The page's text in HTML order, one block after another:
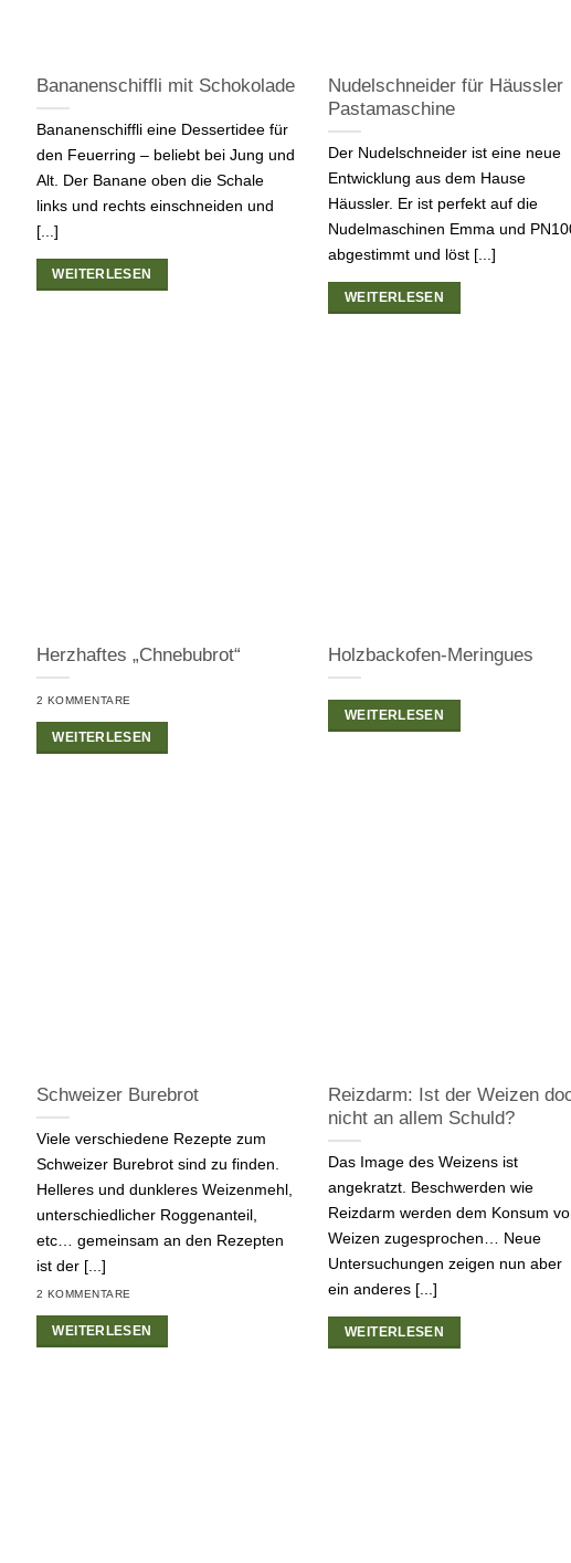
Bananenschiffli mit Schokolade
Bananenschiffli eine Dessertidee für
den Feuerring – beliebt bei Jung und
Alt. Der Banane oben die Schale
links und rechts einschneiden und
[...]
WEITERLESEN
Nudelschneider für Häussler
Pastamaschine
Der Nudelschneider ist eine neue
Entwicklung aus dem Hause
Häussler. Er ist perfekt auf die
Nudelmaschinen Emma und
abgestimmt und löst [...]
WEITERLESEN
Herzhaftes „Chnebubrot“
2 KOMMENTARE
WEITERLESEN
Holzbackofen-Meringues
WEITERLESEN
Schweizer Burebrot
Viele verschiedene Rezepte zum
Schweizer Burebrot sind zu finden.
Helleres und dunkleres Weizenmehl,
unterschiedlicher Roggenanteil,
etc… gemeinsam an den Rezepten
ist der [...]
2 KOMMENTARE
WEITERLESEN
Reizdarm: Ist der Weizen
nicht an allem Schuld?
Das Image des Weizens ist
angekratzt. Beschwerden wie
Reizdarm werden dem Konsum
Weizen zugesprochen… Neue
Untersuchungen zeigen nun aber
ein anderes [...]
WEITERLESEN